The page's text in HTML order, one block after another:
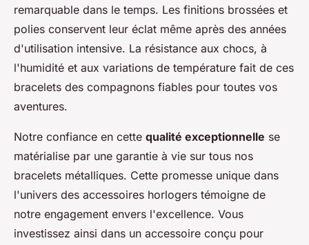
remarquable dans le temps. Les finitions brossées et
polies conservent leur éclat même après des années
d'utilisation intensive. La résistance aux chocs, à
l'humidité et aux variations de température fait de ces
bracelets des compagnons fiables pour toutes vos
aventures.
Notre confiance en cette qualité exceptionnelle se
matérialise par une garantie à vie sur tous nos
bracelets métalliques. Cette promesse unique dans
l'univers des accessoires horlogers témoigne de
notre engagement envers l'excellence. Vous
investissez ainsi dans un accessoire conçu pour